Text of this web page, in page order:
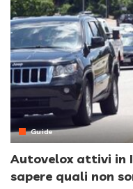
Guide
Autovelox attivi in
sapere quali non